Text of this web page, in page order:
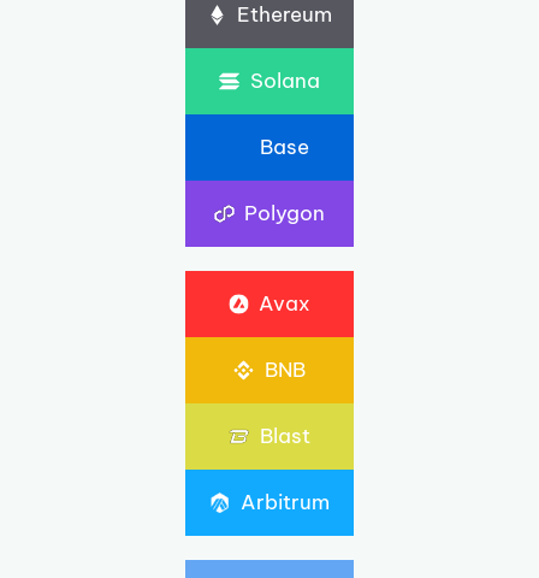
Ethereum
Solana
Base
Polygon
Avax
BNB
Blast
Arbitrum